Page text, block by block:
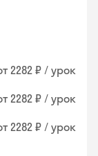
2282 ₽ / урок
2282 ₽ / урок
2282 ₽ / урок